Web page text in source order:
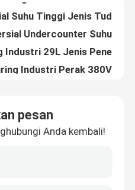
pesan
Anda kembali!